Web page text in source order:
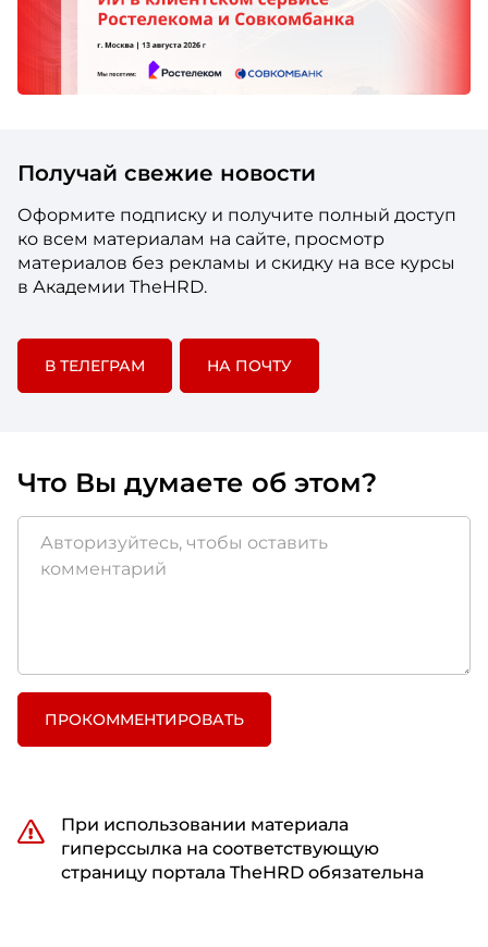
Получай свежие новости
Оформите подписку и получите полный доступ
ко всем материалам на сайте, просмотр
материалов без рекламы и скидку на все курсы
в Академии TheHRD.
В ТЕЛЕГРАМ НА ПОЧТУ
Что Вы думаете об этом?
ПРОКОММЕНТИРОВАТЬ
При использовании материала
гиперссылка на соответствующую
страницу портала TheHRD обязательна